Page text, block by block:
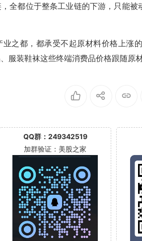
全都位于整条工业链的下游，只能
之都，都承受不起原材料价格上涨
服装鞋袜这些终端消费品价格跟随原
QQ群：249342519
加群验证：美股之家